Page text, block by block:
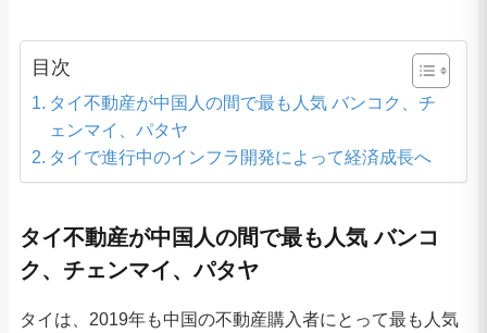
目次
タイ不動産が中国人の間で最も人気 バンコク、チ
ェンマイ、パタヤ
タイで進行中のインフラ開発によって経済成長へ
タイ不動産が中国人の間で最も人気 バンコ
ク、チェンマイ、パタヤ
タイは、2019年も中国の不動産購入者にとって最も人気